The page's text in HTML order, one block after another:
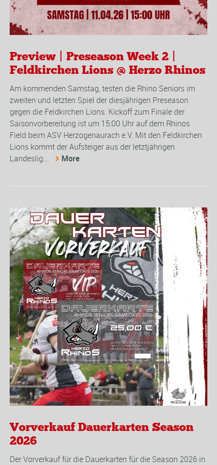
Preview | Preseason Week 2 |
Feldkirchen Lions @ Herzo Rhinos
Am kommenden Samstag, testen die Rhino Seniors im
zweiten und letzten Spiel der diesjährigen Preseason
gegen die Feldkirchen Lions. Kickoff zum Finale der
Saisonvorbereitung ist um 15:00 Uhr auf dem Rhinos
Field beim ASV Herzogenaurach e.V. Mit den Feldkirchen
Lions kommt der Aufsteiger aus der letztjährigen
Landeslig...
More
Vorverkauf Dauerkarten Season
2026
Der Vorverkauf für die Dauerkarten für die Season 2026 in